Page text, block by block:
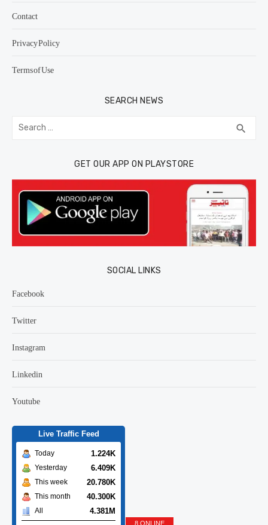
Contact
Privacy Policy
Terms of Use
SEARCH NEWS
Search
for: search
GET OUR APP ON PLAYSTORE
SOCIAL LINKS
Facebook
Twitter
Instagram
Linkedin
Youtube
Live Traffic Feed
Today 1.224K
Yesterday 6.409K
This week 20.780K
This month 40.300K
All 4.381M
8 ONLINE